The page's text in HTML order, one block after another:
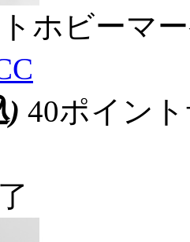
ホビーマ
) 40ポイン